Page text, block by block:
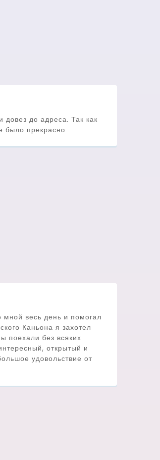
довез до адреса. Так как
было прекрасно
весь день и помогал
Каньона я захотел
поехали без всяких
открытый и
удовольствие от